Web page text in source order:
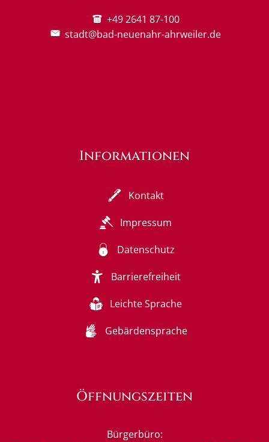
+49 2641 87-100
stadt@bad-neuenahr-ahrweiler.de
Informationen
Kontakt
Impressum
Datenschutz
Barrierefreiheit
Leichte Sprache
Gebärdensprache
Öffnungszeiten
Bürgerbüro: